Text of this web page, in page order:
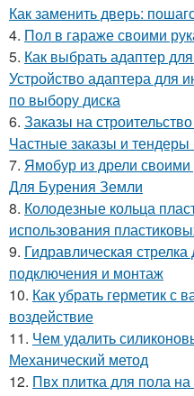
Как заменить дверь:
4. Пол в гараже своими
5. Как выбрать адаптер
Устройство адаптера для
по выбору диска
6. Заказы на
Частные заказы и тендеры
7. Ямобур из дрели
Для Бурения Земли
8. Колодезные кольца
использования
9. Гидравлическая
подключения и монтаж
10. Как убрать герметик с
воздействие
11. Чем удалить
Механический метод
12. Пвх плитка для пола